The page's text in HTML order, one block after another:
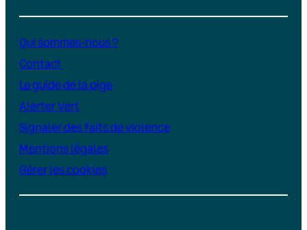
Qui sommes-nous ?
Contact
Le guide de la pige
Alerter Vert
Signaler des faits de violence
Mentions légales
Gérer les cookies